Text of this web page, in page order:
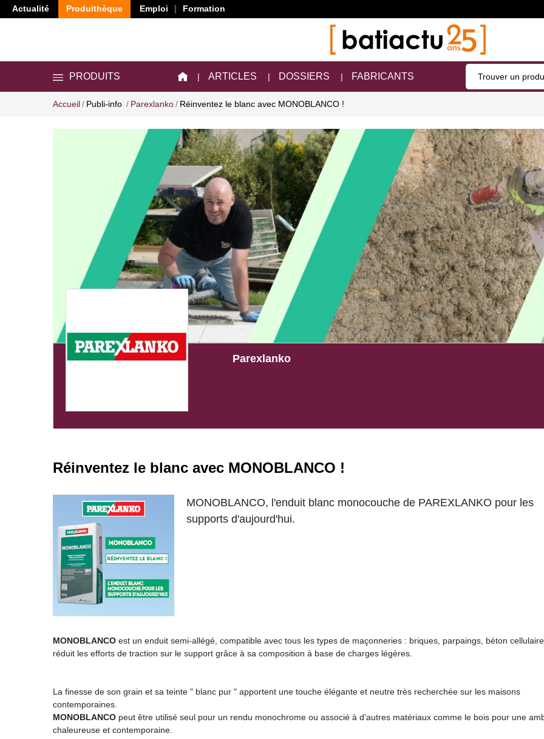
Actualité Produithèque Emploi Formation
PRODUITS ARTICLES DOSSIERS FABRICANTS
Accueil Publi-info Parexlanko Réinventez le blanc avec MONOBLANCO !
Parexlanko
Réinventez le blanc avec MONOBLANCO !
MONOBLANCO, l'enduit blanc monocouche de PAREXLANKO pour les
supports d'aujourd'hui.
MONOBLANCO est un enduit semi-allégé, compatible avec tous les types de maçonneries : briques, parpaings, béton
réduit les efforts de traction sur le support grâce à sa composition à base de charges légères.
La finesse de son grain et sa teinte " blanc pur " apportent une touche élégante et neutre très recherchée sur les maisons
contemporaines.
MONOBLANCO peut être utilisé seul pour un rendu monochrome ou associé à d'autres matériaux comme le bois pour une
chaleureuse et contemporaine.